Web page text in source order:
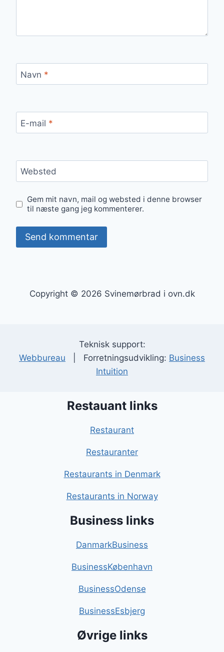
Navn *
E-mail *
Websted
Gem mit navn, mail og websted i denne browser
til næste gang jeg kommenterer.
Copyright © 2026 Svinemørbrad i ovn.dk
Teknisk support:
Webbureau | Forretningsudvikling: Business
Intuition
Restauant links
Restaurant
Restauranter
Restaurants in Denmark
Restaurants in Norway
Business links
DanmarkBusiness
BusinessKøbenhavn
BusinessOdense
BusinessEsbjerg
Øvrige links